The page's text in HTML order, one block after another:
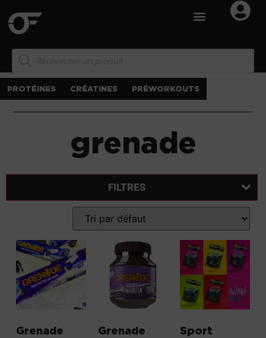
PROTÉINES CRÉATINES PRÉWORKOUTS
grenade
FILTRES
Grenade
Grenade
Sport